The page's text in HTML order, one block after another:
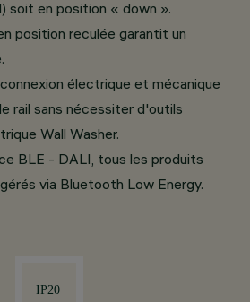
soit en position « down ».
position reculée garantit un
électrique et mécanique
rail sans nécessiter d'outils
Wall Washer.
BLE - DALI, tous les produits
via Bluetooth Low Energy.